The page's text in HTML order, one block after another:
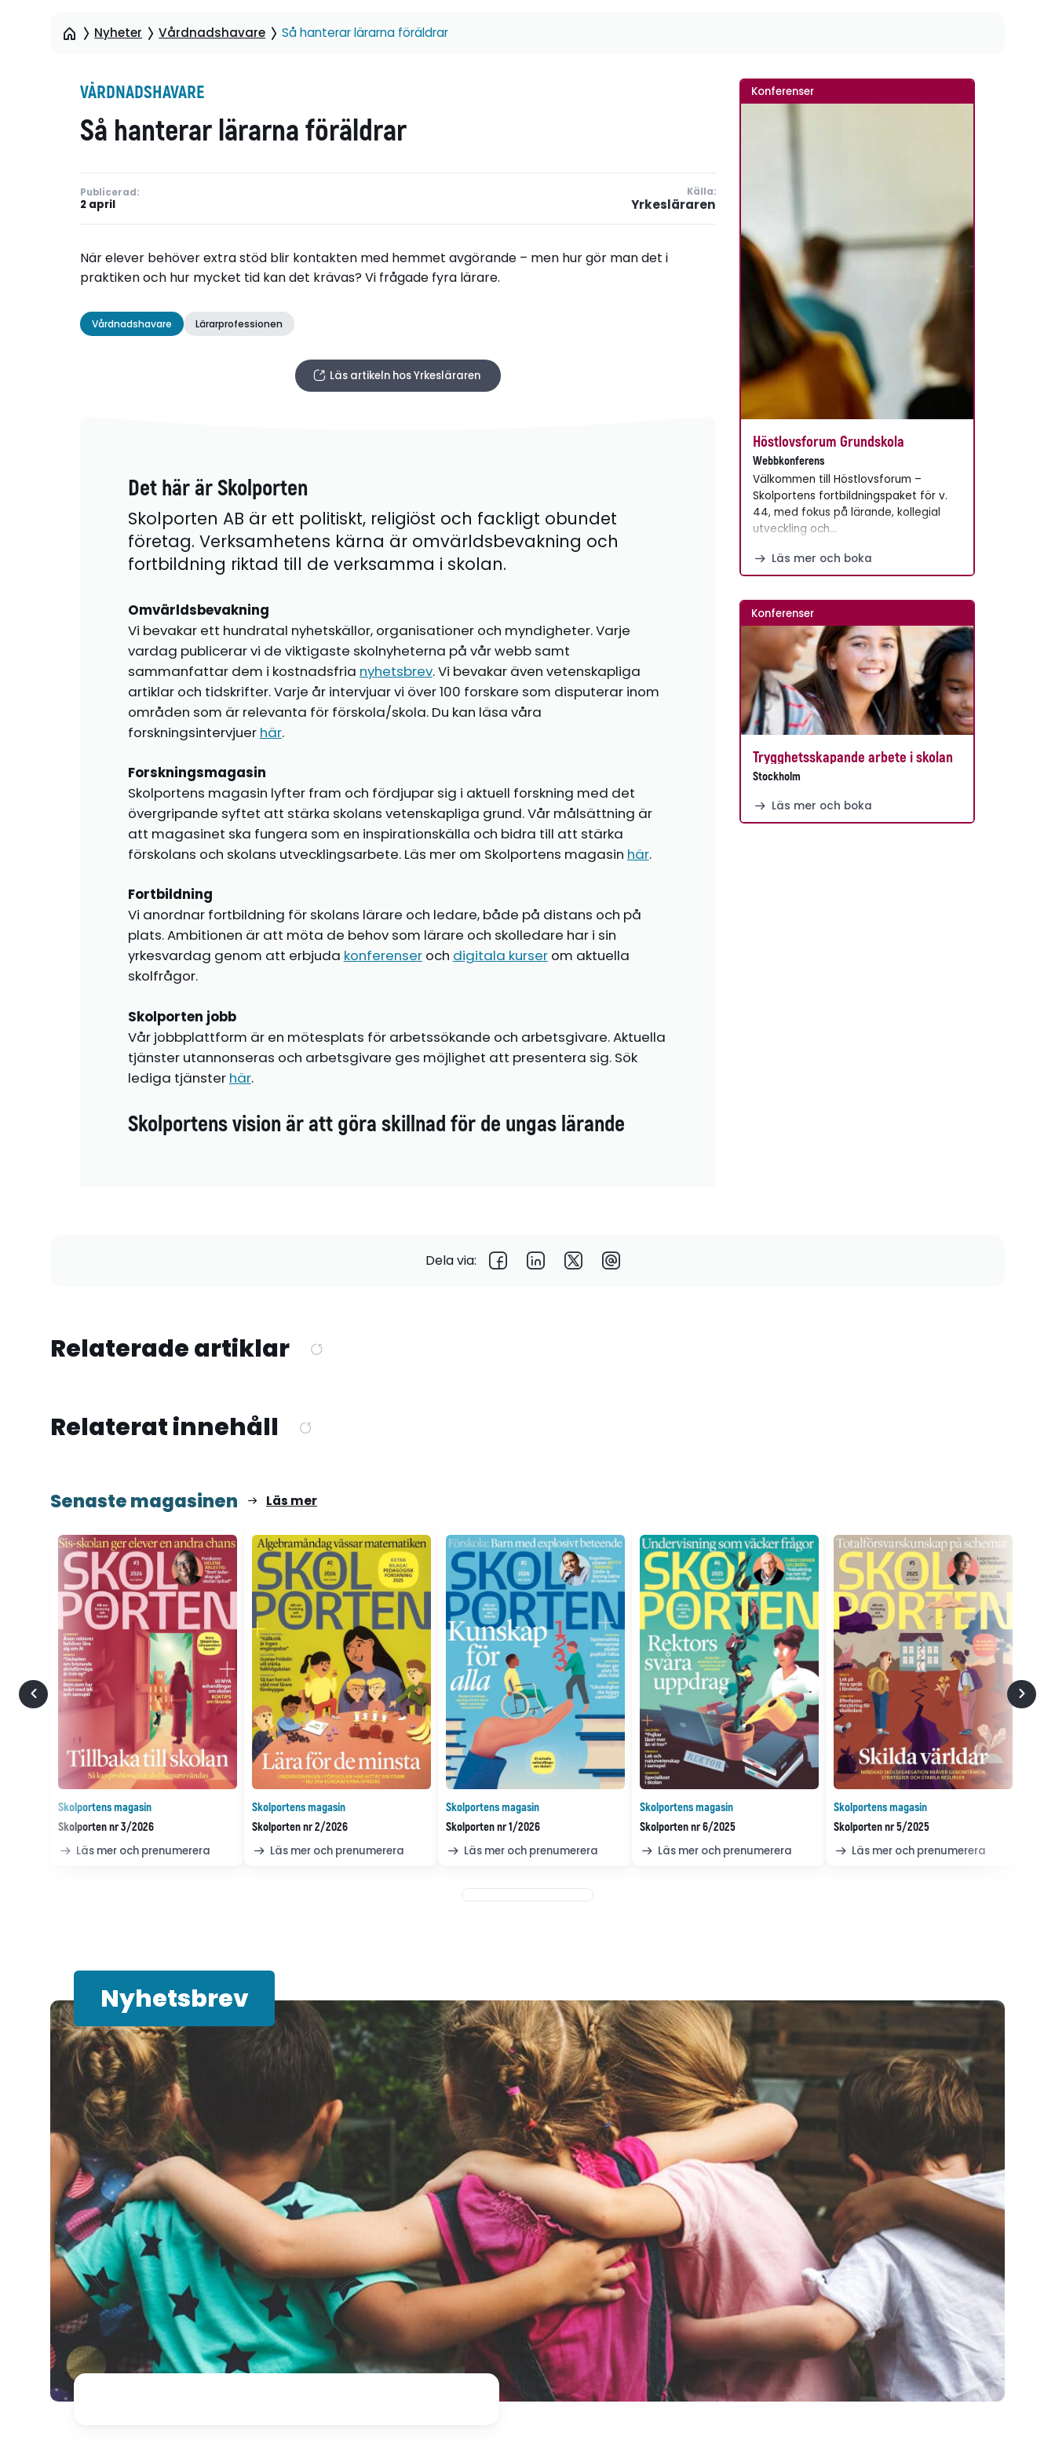
Nyheter Vårdnadshavare Så hanterar lärarna föräldrar
VÅRDNADSHAVARE
Så hanterar lärarna föräldrar
Publicerad:
2 april
Källa:
Yrkesläraren
När elever behöver extra stöd blir kontakten med hemmet avgörande – men hur gör man det i
praktiken och hur mycket tid kan det krävas? Vi frågade fyra lärare.
Vårdnadshavare Lärarprofessionen
Läs artikeln hos Yrkesläraren
Det här är Skolporten
Skolporten AB är ett politiskt, religiöst och fackligt obundet
företag. Verksamhetens kärna är omvärldsbevakning och
fortbildning riktad till de verksamma i skolan.
Omvärldsbevakning
Vi bevakar ett hundratal nyhetskällor, organisationer och myndigheter. Varje
vardag publicerar vi de viktigaste skolnyheterna på vår webb samt
sammanfattar dem i kostnadsfria nyhetsbrev. Vi bevakar även vetenskapliga
artiklar och tidskrifter. Varje år intervjuar vi över 100 forskare som disputerar inom
områden som är relevanta för förskola/skola. Du kan läsa våra
forskningsintervjuer här.
Forskningsmagasin
Skolportens magasin lyfter fram och fördjupar sig i aktuell forskning med det
övergripande syftet att stärka skolans vetenskapliga grund. Vår målsättning är
att magasinet ska fungera som en inspirationskälla och bidra till att stärka
förskolans och skolans utvecklingsarbete. Läs mer om Skolportens magasin här.
Fortbildning
Vi anordnar fortbildning för skolans lärare och ledare, både på distans och på
plats. Ambitionen är att möta de behov som lärare och skolledare har i sin
yrkesvardag genom att erbjuda konferenseroch digitala kurserom aktuella
skolfrågor.
Skolporten jobb
Vår jobbplattform är en mötesplats för arbetssökande och arbetsgivare. Aktuella
tjänster utannonseras och arbetsgivare ges möjlighet att presentera sig. Sök
lediga tjänster här.
Skolportens vision är att göra skillnad för de ungas lärande
Konferenser
Höstlovsforum Grundskola
Webbkonferens
Välkommen till Höstlovsforum –
Skolportens fortbildningspaket för v.
44, med fokus på lärande, kollegial
utveckling och…
Läs mer och boka
Konferenser
Trygghetsskapande arbete i skolan
Stockholm
Läs mer och boka
Dela via:
Relaterade artiklar
Relaterat innehåll
Senaste magasinen Läs mer
Skolportens magasin
Skolporten nr 3/2026
Läs mer och prenumerera
Skolportens magasin
Skolporten nr 2/2026
Läs mer och prenumerera
Skolportens magasin
Skolporten nr 1/2026
Läs mer och prenumerera
Skolportens magasin
Skolporten nr 6/2025
Läs mer och prenumerera
Skolportens magasin
Skolporten nr 5/2025
Läs mer och prenumerera
Nyhetsbrev